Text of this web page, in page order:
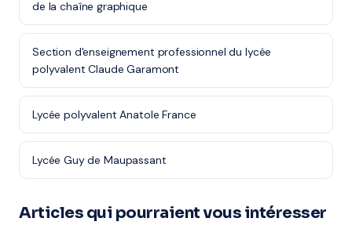
de la chaîne graphique
Section d'enseignement professionnel du lycée
polyvalent Claude Garamont
Lycée polyvalent Anatole France
Lycée Guy de Maupassant
Articles qui pourraient vous intéresser